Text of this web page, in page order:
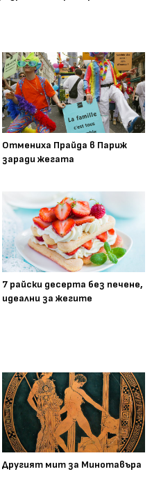
Отмениха Прайда в Париж
заради жегата
7 райски десерта без печене,
идеални за жегите
Другият мит за Минотавъра